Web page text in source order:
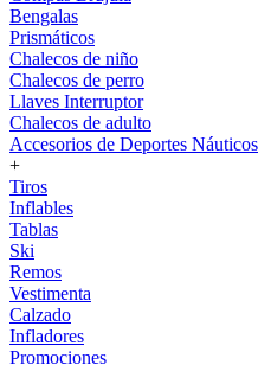
Bengalas
Prismáticos
Chalecos de niño
Chalecos de perro
Llaves Interruptor
Chalecos de adulto
Accesorios de Deportes Náuticos
+
Tiros
Inflables
Tablas
Ski
Remos
Vestimenta
Calzado
Infladores
Promociones